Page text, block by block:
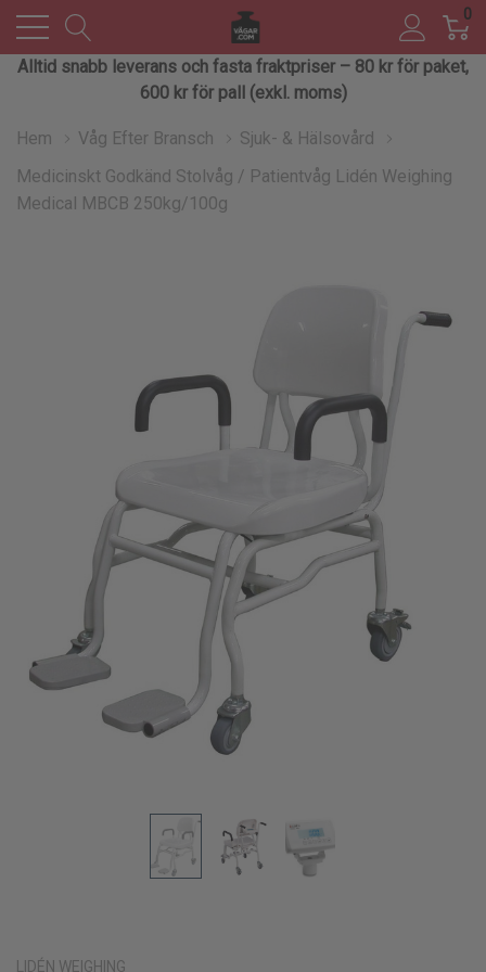
0
Alltid snabb leverans och fasta fraktpriser – 80 kr för paket,
600 kr för pall (exkl. moms)
Hem Våg Efter Bransch
Sjuk- & Hälsovård
Medicinskt Godkänd Stolvåg / Patientvåg Lidén Weighing
Medical MBCB 250kg/100g
LIDÉN WEIGHING